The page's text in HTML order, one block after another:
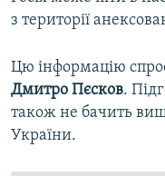
з території
Цю інформацію
Дмитро Пєсков.
також не бачить
України.